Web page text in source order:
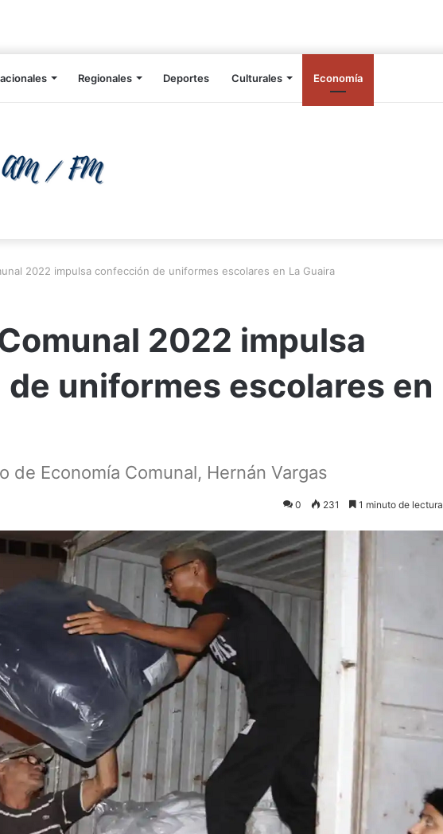
Regionales Deportes Culturales Economía
2022 impulsa confección de uniformes escolares en La Guaira
2022 impulsa
uniformes escolares en
de Economía Comunal, Hernán Vargas
0 231 1 minuto de lectura